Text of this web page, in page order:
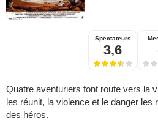
Spectateurs
3,6
Quatre aventuriers font route vers la
les réunit, la violence et le danger les
des héros.